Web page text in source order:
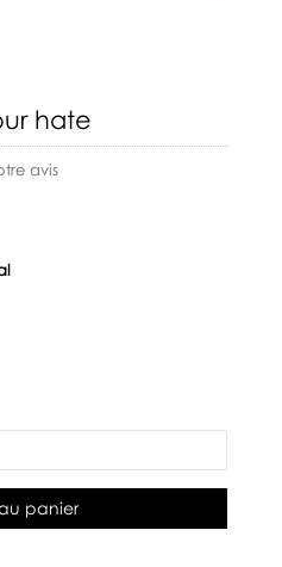
hate
avis
panier